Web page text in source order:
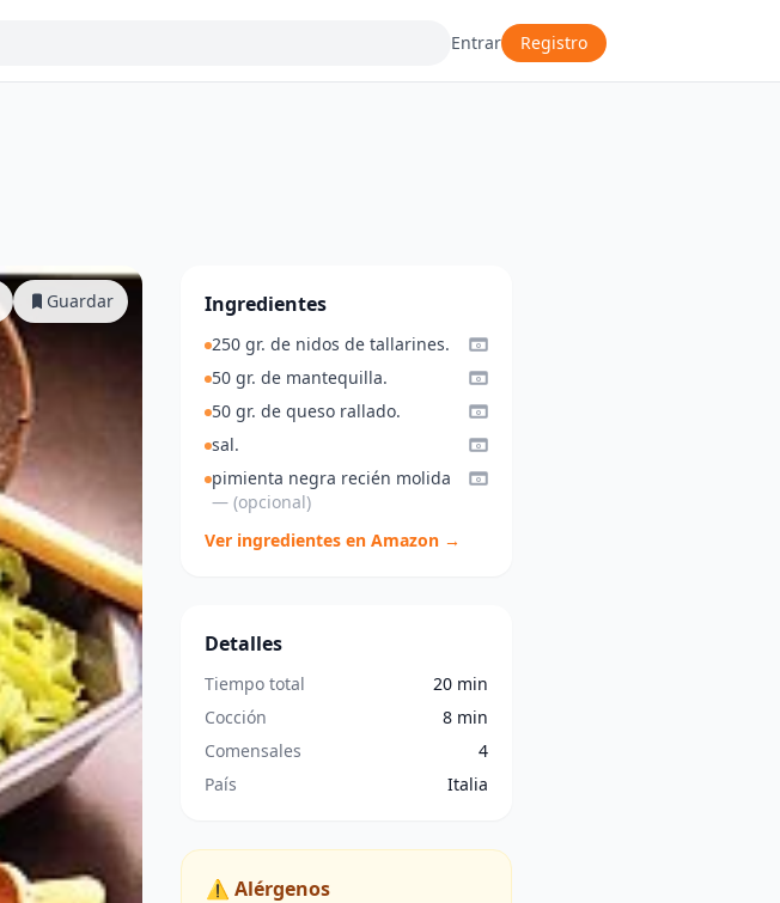
Entrar Registro
Guardar Ingredientes
250 gr. de nidos de tallarines.
50 gr. de mantequilla.
50 gr. de queso rallado.
sal.
pimienta negra recién molida
— (opcional)
Ver ingredientes en Amazon →
Detalles
Tiempo total
20 min
Cocción
8 min
Comensales
4
País
Italia
⚠️ Alérgenos